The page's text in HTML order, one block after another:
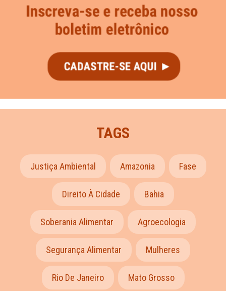
TAGS
Justiça Ambiental Amazonia Fase
Direito À Cidade Bahia
Soberania Alimentar Agroecologia
Segurança Alimentar Mulheres
Rio De Janeiro Mato Grosso